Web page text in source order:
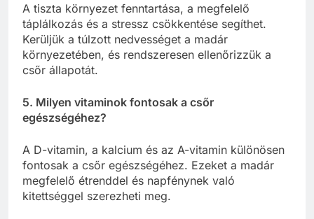
A tiszta környezet fenntartása, a megfelelő
táplálkozás és a stressz csökkentése segíthet.
Kerüljük a túlzott nedvességet a madár
környezetében, és rendszeresen ellenőrizzük a
csőr állapotát.
5. Milyen vitaminok fontosak a csőr
egészségéhez?
A D-vitamin, a kalcium és az A-vitamin különösen
fontosak a csőr egészségéhez. Ezeket a madár
megfelelő étrenddel és napfénynek való
kitettséggel szerezheti meg.